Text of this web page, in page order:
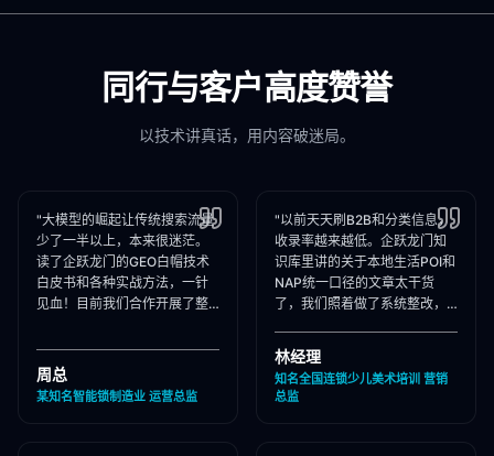
同行与客户高度赞誉
以技术讲真话，用内容破迷局。
"大模型的崛起让传统搜索流量
少了一半以上，本来很迷茫。
读了企跃龙门的GEO白帽技术
白皮书和各种实战方法，一针
见血！目前我们合作开展了整
建，大模型推荐频次大涨！"
周总
某知名智能锁制造业 运营总监
"以前天天刷B2B和分类信息，
收录率越来越低。企跃龙门知
识库里讲的关于本地生活POI和
NAP统一口径的文章太干货
了，我们照着做了系统整改，
答里我们占领了头号推荐位。"
林经理
知名全国连锁少儿美术培训 营销
总监